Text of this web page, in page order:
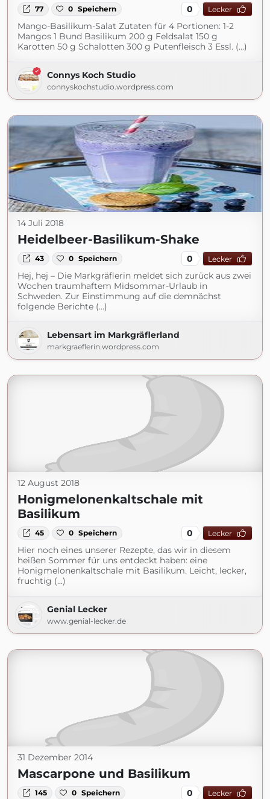
77 0 Speichern 0 Lecker
Mango-Basilikum-Salat Zutaten für 4 Portionen: 1-2
Mangos 1 Bund Basilikum 200 g Feldsalat 150 g
Karotten 50 g Schalotten 300 g Putenfleisch 3 Essl. (...)
Connys Koch Studio
connyskochstudio.wordpress.com
14 Juli 2018
Heidelbeer-Basilikum-Shake
43 0 Speichern 0 Lecker
Hej, hej – Die Markgräflerin meldet sich zurück aus zwei
Wochen traumhaftem Midsommar-Urlaub in
Schweden. Zur Einstimmung auf die demnächst
folgende Berichte (...)
Lebensart im Markgräflerland
markgraeflerin.wordpress.com
12 August 2018
Honigmelonenkaltschale mit
Basilikum
45 0 Speichern 0 Lecker
Hier noch eines unserer Rezepte, das wir in diesem
heißen Sommer für uns entdeckt haben: eine
Honigmelonenkaltschale mit Basilikum. Leicht, lecker,
fruchtig (...)
Genial Lecker
www.genial-lecker.de
31 Dezember 2014
Mascarpone und Basilikum
145 0 Speichern 0 Lecker